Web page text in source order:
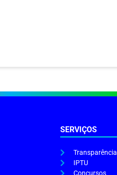
SERVIÇOS
Transparência
IPTU
Concursos